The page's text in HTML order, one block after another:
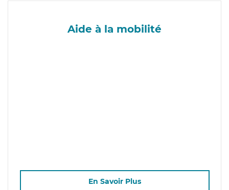
Aide à la mobilité
En Savoir Plus